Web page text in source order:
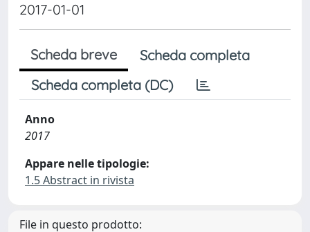
2017-01-01
Scheda breve
Scheda completa
Scheda completa (DC)
Anno
2017
Appare nelle tipologie:
1.5 Abstract in rivista
File in questo prodotto: